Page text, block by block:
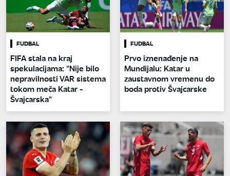
FUDBAL
FIFA stala na kraj
spekulacijama: "Nije bilo
nepravilnosti VAR sistema
tokom meča Katar -
Švajcarska"
FUDBAL
Prvo iznenađenje na
Mundijalu: Katar u
zaustavnom vremenu do
boda protiv Švajcarske